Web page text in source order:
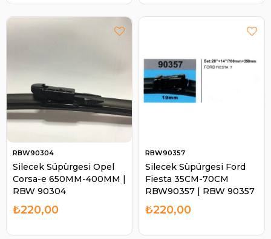
Silecek Süpürgesi Opel
Corsa-e 650MM-400MM |
RBW 90304
RBW90304
₺220,00
Silecek Süpürgesi Ford
Fiesta 35CM-70CM
RBW90357 | RBW 90357
RBW90357
₺220,00